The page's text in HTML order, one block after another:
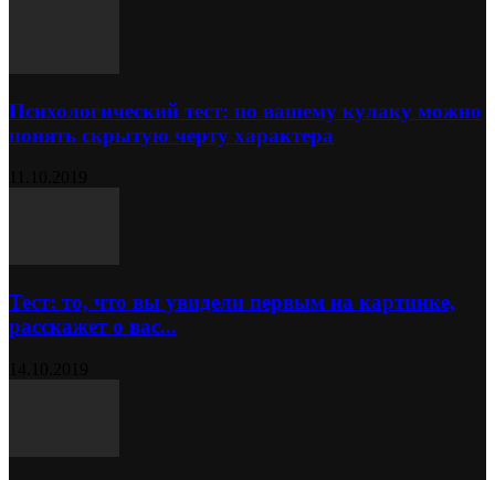
Психологический тест: по вашему кулаку можно
понять скрытую черту характера
Тест: то, что вы увидели первым на картинке,
расскажет о вас...